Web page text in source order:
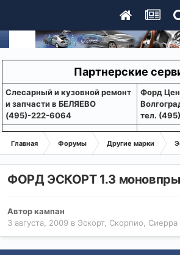
Партнерские
Слесарный и кузовной ремонт
и запчасти в БЕЛЯЕВО
(495)-222-6064
Форд
тел.
Главная Форумы Другие марки
ФОРД ЭСКОРТ 1.3
Авторкампан
3 августа, 2009 в Эскорт, Скорпио,